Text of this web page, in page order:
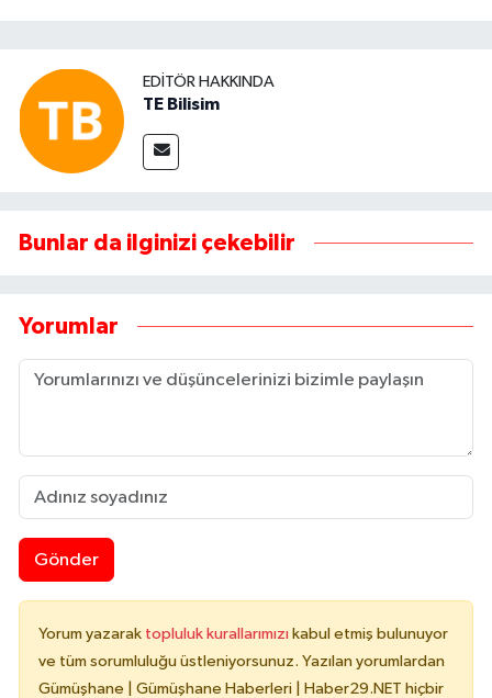
EDITÖR HAKKINDA
TE Bilisim
Bunlar da ilginizi çekebilir
Yorumlar
Gönder
Yorum yazarak topluluk kurallarımızı kabul etmiş bulunuyor
ve tüm sorumluluğu üstleniyorsunuz. Yazılan yorumlardan
Gümüşhane | Gümüşhane Haberleri | Haber29.NET hiçbir